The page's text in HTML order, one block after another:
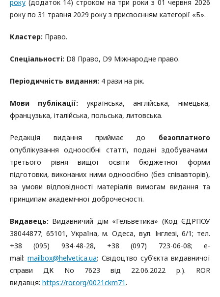
року (додаток 14) строком на три роки з 01 червня 2026
року по 31 травня 2029 року з присвоєнням категорії «Б».
Кластер: Право.
Спеціальності: D8 Право, D9 Міжнародне право.
Періодичність видання: 4 рази на рік.
Мови публікації: українська, англійська, німецька,
французька, італійська, польська, литовська.
Редакція видання приймає до безоплатного
опублікування одноосібні статті, подані здобувачами
третього рівня вищої освіти бюджетної форми
підготовки, виконаних ними одноосібно (без співавторів),
за умови відповідності матеріалів вимогам видання та
принципам академічної доброчесності.
Видавець: Видавничий дім «Гельветика» (Код ЄДРПОУ
38044877; 65101, Україна, м. Одеса, вул. Інглезі, 6/1; тел.
+38 (095) 934-48-28, +38 (097) 723-06-08; e-
mail:mailbox@helvetica.ua; Свідоцтво суб’єкта видавничої
справи ДК No 7623 від 22.06.2022 р.). ROR
видавця: https://ror.org/0021ckm71.